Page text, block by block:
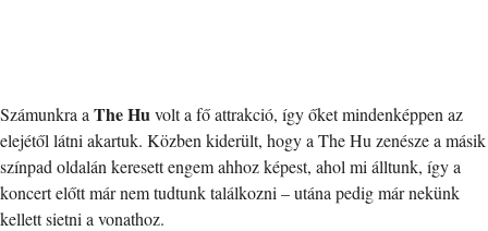
Számunkra aThe Huvolt a fő attrakció, így őket mindenképpen az
elejétől látni akartuk. Közben kiderült, hogy a The Hu zenésze a másik
színpad oldalán keresett engem ahhoz képest, ahol mi álltunk, így a
koncert előtt már nem tudtunk találkozni – utána pedig már nekünk
kellett sietni a vonathoz.